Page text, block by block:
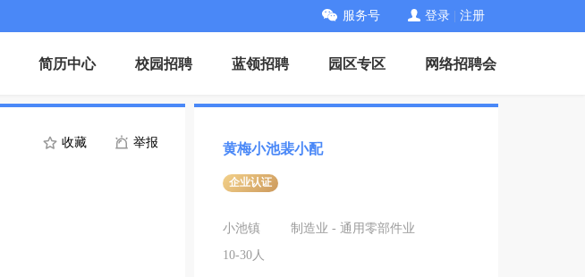
服务号 登录 注册
简历中心 校园招聘 蓝领招聘 园区专区 网络招聘会
收藏 举报 黄梅小池裴小配
企业认证
小池镇
制造业 - 通用零部件业
10-30人